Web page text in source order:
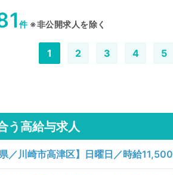
件※非公開求人を除く
1 2 3 4 5
う高給与求人